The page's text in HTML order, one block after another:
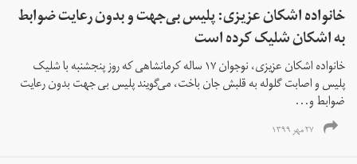
خانواده اشکان عزیزی: پلیس بی‌جهت و بدون رعایت ضوابط
به اشکان شلیک کرده است
خانواده اشکان عزیزی، نوجوان ۱۷ ساله کرمانشاهی که روز پنجشنبه با شلیک
پلیس و اصابت گلوله به قلبش جان باخت، می‌گویند پلیس بی جهت بدون رعایت
ضوابط و...
۲۷ مهر ۱۳۹۹